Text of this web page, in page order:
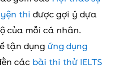
thi được gợi ý dựa
của mỗi cá nhân.
tận dụng ứng dụng
các bài thi thử IELTS